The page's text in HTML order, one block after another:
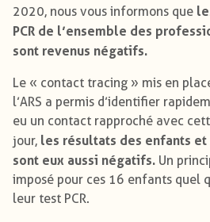
2020, nous vous informons que
PCR de l’ensemble des
sont revenus négatifs.
Le « contact tracing » mis en
l’ARS a permis d’identifier
eu un contact rapproché avec
jour, les résultats des enfants
sont eux aussi négatifs. Un
imposé pour ces 16 enfants quel
leur test PCR.